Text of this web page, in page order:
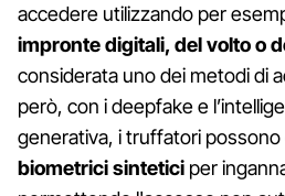
accedere utilizzando per
impronte digitali, del volto o
considerata uno dei metodi di
però, con i deepfake e
generativa, i truffatori
biometrici sintetici per